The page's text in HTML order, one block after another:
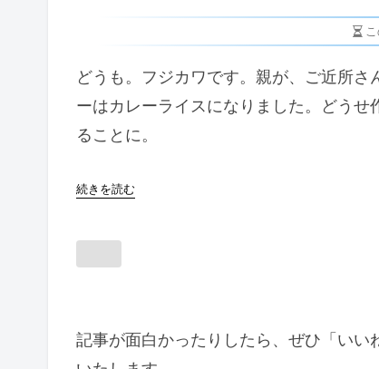
どうも。フジカワです。親が、ご近所
ーはカレーライスになりました。どう
ることに。
続きを読む
記事が面白かったりしたら、ぜひ「い